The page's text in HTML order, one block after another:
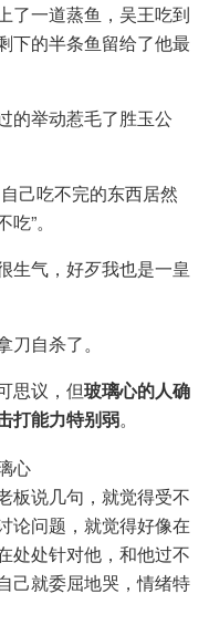
了一道蒸鱼，吴王吃到
下的半条鱼留给了他最
的举动惹毛了胜玉公
己吃不完的东西居然
”。
生气，好歹我也是一皇
自杀了。
思议，但玻璃心的人确
打能力特别弱。
板说几句，就觉得受不
论问题，就觉得好像在
处处针对他，和他过不
己就委屈地哭，情绪特